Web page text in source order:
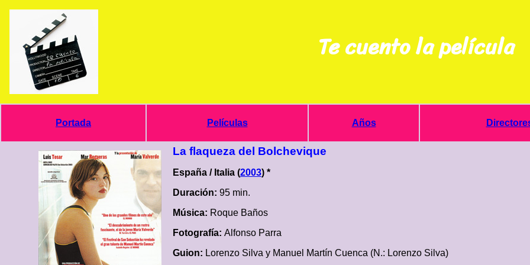
Te cuento la película
Portada Películas Años
La flaqueza del Bolchevique
España / Italia (2003) *
Duración: 95 min.
Música: Roque Baños
Fotografía: Alfonso Parra
Guion: Lorenzo Silva y Manuel Martín Cuenca (N.: Lorenzo Silva)